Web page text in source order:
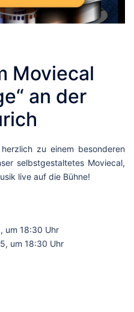
Moviecal
an der
zu einem besonderen
selbstgestaltetes Moviecal,
live auf die Bühne!
um 18:30 Uhr
um 18:30 Uhr